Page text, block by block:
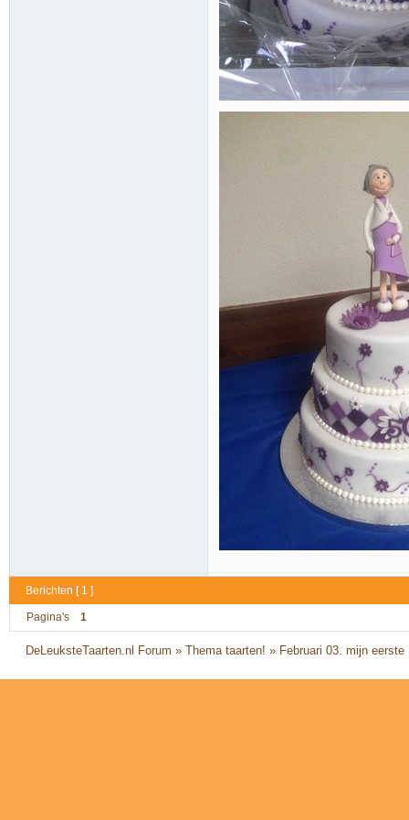
Berichten [ 1 ]
Pagina's 1
DeLeuksteTaarten.nl Forum »Thema taarten! » Februari 03. mijn eerste